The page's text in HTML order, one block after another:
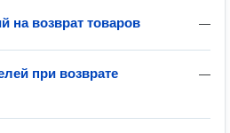
—
на возврат товаров
—
при возврате